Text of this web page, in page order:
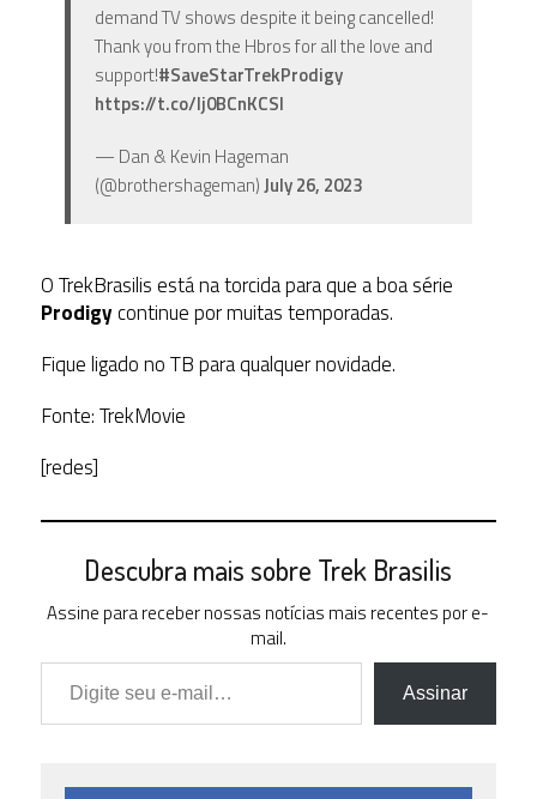
demand TV shows despite it being cancelled!
Thank you from the Hbros for all the love and
support!#SaveStarTrekProdigy
https://t.co/lj0BCnKCSl
— Dan & Kevin Hageman
(@brothershageman)July 26, 2023
O TrekBrasilis está na torcida para que a boa série
Prodigycontinue por muitas temporadas.
Fique ligado no TB para qualquer novidade.
Fonte: TrekMovie
[redes]
Descubra mais sobre Trek Brasilis
Assine para receber nossas notícias mais recentes por e-
mail.
Digite seu e-mail…
Assinar